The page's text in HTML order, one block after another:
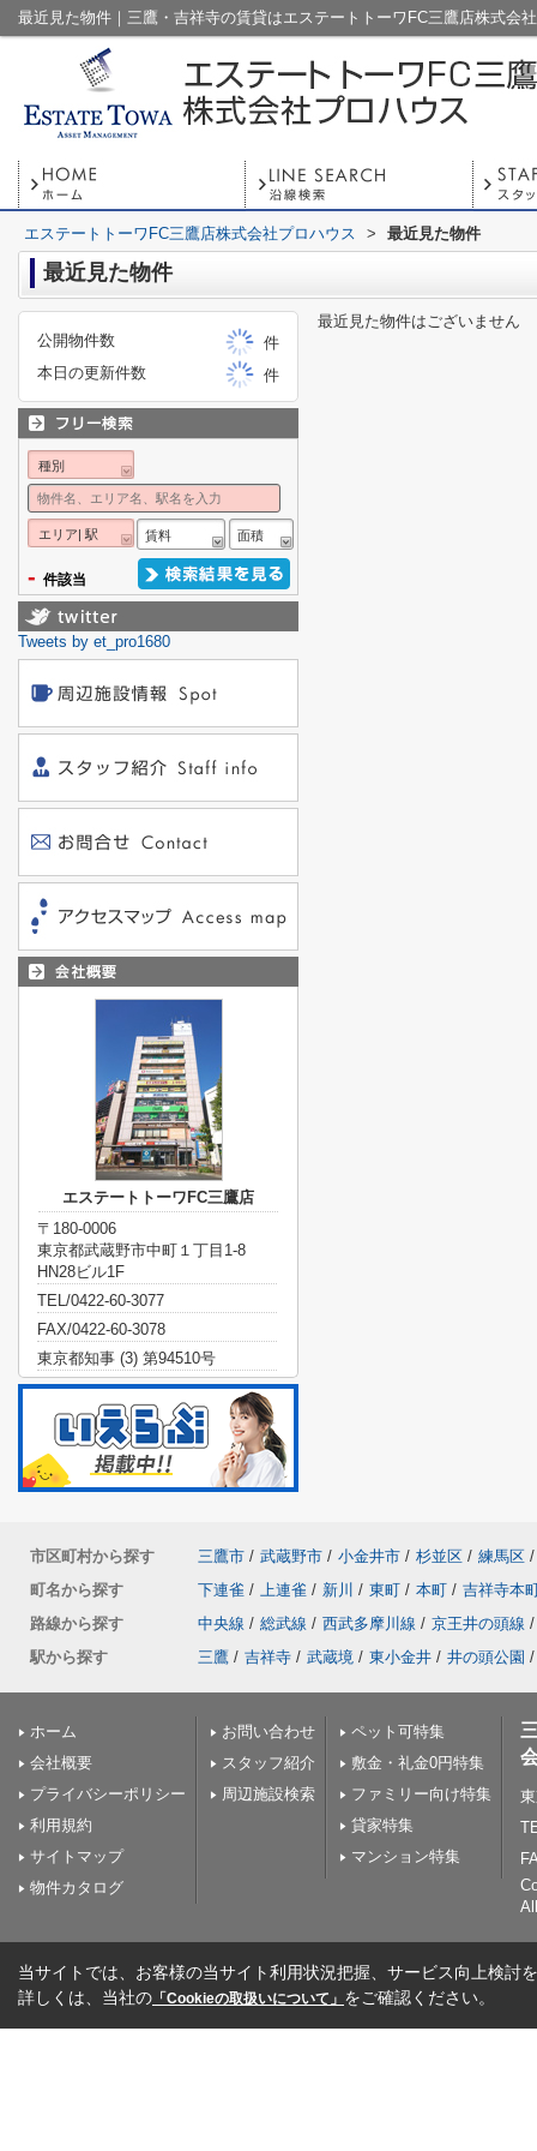
最近見た物件｜三鷹・吉祥寺の賃貸はエステートトーワFC三鷹店株式会
エステートトーワFC三鷹店株式会社プロハウス > 最近見た物件
最近見た物件
最近見た物件はございません
公開物件数
件
本日の更新件数
件
種別
エリア| 駅 賃料 面積
- 件該当
Tweets by et_pro1680
エステートトーワFC三鷹店
〒180-0006
東京都武蔵野市中町１丁目1-8
HN28ビル1F
TEL/0422-60-3077
FAX/0422-60-3078
東京都知事 (3) 第94510号
市区町村から探す 三鷹市 / 武蔵野市 / 小金井市 / 杉並区 / 練馬区 /
町名から探す
下連雀 / 上連雀 / 新川 / 東町 / 本町 / 吉祥寺本
路線から探す
中央線 / 総武線 / 西武多摩川線 / 京王井の頭線 /
駅から探す
三鷹 / 吉祥寺 / 武蔵境 / 東小金井 / 井の頭公園 /
ホーム
会社概要
プライバシーポリシー
利用規約
サイトマップ
物件カタログ
お問い合わせ
スタッフ紹介
周辺施設検索
ペット可特集
敷金・礼金0円特集
ファミリー向け特集
貸家特集
マンション特集
当サイトでは、お客様の当サイト利用状況把握、サービス向上検討
詳しくは、当社の 「Cookieの取扱いについて」 をご確認ください。